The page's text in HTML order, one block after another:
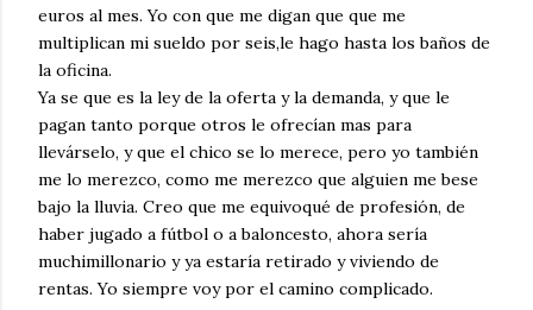
euros al mes. Yo con que me digan que que me
multiplican mi sueldo por seis,le hago hasta los baños de
la oficina.
Ya se que es la ley de la oferta y la demanda, y que le
pagan tanto porque otros le ofrecían mas para
llevárselo, y que el chico se lo merece, pero yo también
me lo merezco, como me merezco que alguien me bese
bajo la lluvia. Creo que me equivoqué de profesión, de
haber jugado a fútbol o a baloncesto, ahora sería
muchimillonario y ya estaría retirado y viviendo de
rentas. Yo siempre voy por el camino complicado.